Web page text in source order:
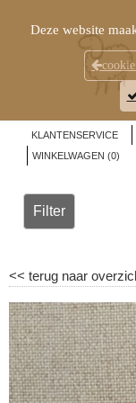
KLANTENSERVICE
WINKELWAGEN (0)
Filter
<< terug naar
Deze website